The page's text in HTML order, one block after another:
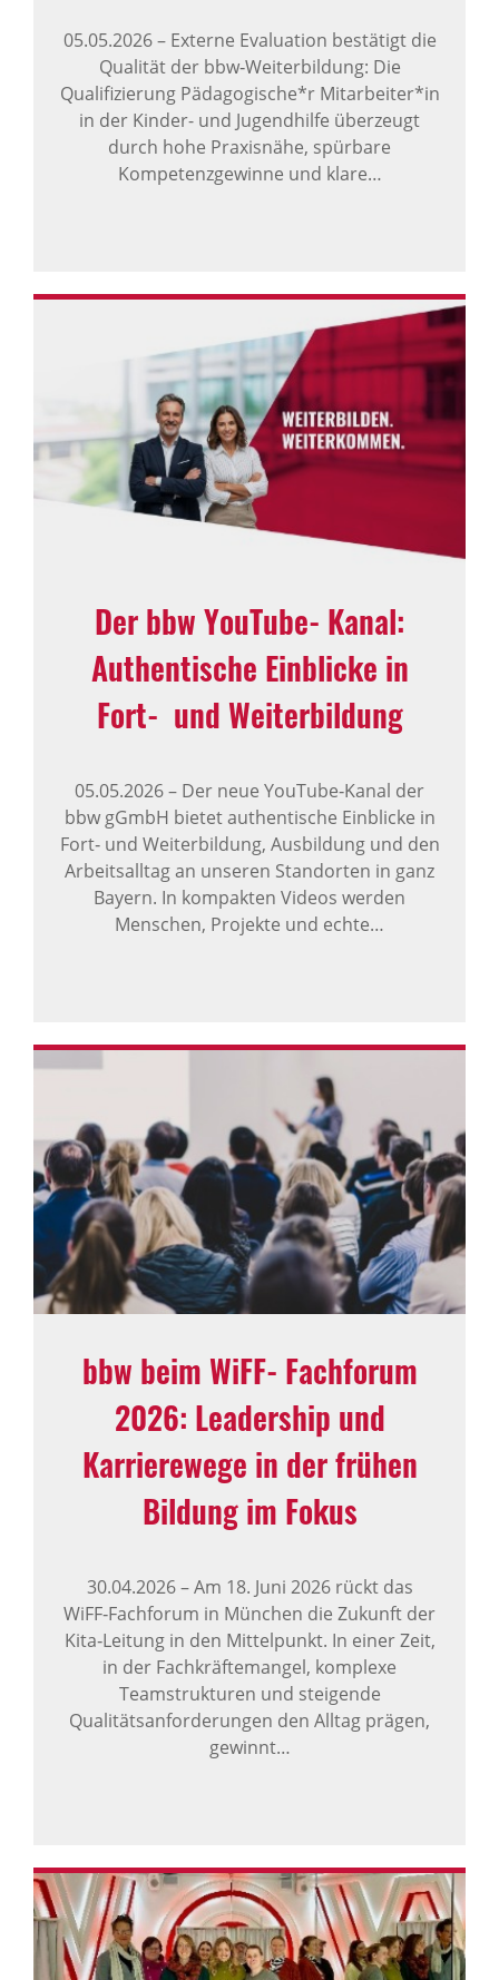
05.05.2026–Externe Evaluation bestätigt die
Qualität der bbw‑Weiterbildung: Die
Qualifizierung Pädagogische*r Mitarbeiter*in
in der Kinder- und Jugendhilfe überzeugt
durch hohe Praxisnähe, spürbare
Kompetenzgewinne und klare…
Der bbw YouTube‑Kanal:
Authentische Einblicke in
Fort‑ und Weiterbildung
05.05.2026– Der neue YouTube‑Kanal der
bbw gGmbH bietet authentische Einblicke in
Fort‑ und Weiterbildung, Ausbildung und den
Arbeitsalltag an unseren Standorten in ganz
Bayern. In kompakten Videos werden
Menschen, Projekte und echte…
bbw beim WiFF‑Fachforum
2026: Leadership und
Karrierewege in der frühen
Bildung im Fokus
30.04.2026–Am 18. Juni 2026 rückt das
WiFF‑Fachforum in München die Zukunft der
Kita‑Leitung in den Mittelpunkt. In einer Zeit,
in der Fachkräftemangel, komplexe
Teamstrukturen und steigende
Qualitätsanforderungen den Alltag prägen,
gewinnt…